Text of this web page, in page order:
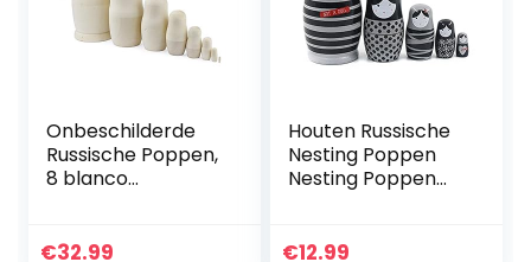
Onbeschilderde
Russische Poppen,
8 blanco
Handgemaakt in
€32.99
Houten Russische
Nesting Poppen
Nesting Poppen
Cartoon Pop
€12.99